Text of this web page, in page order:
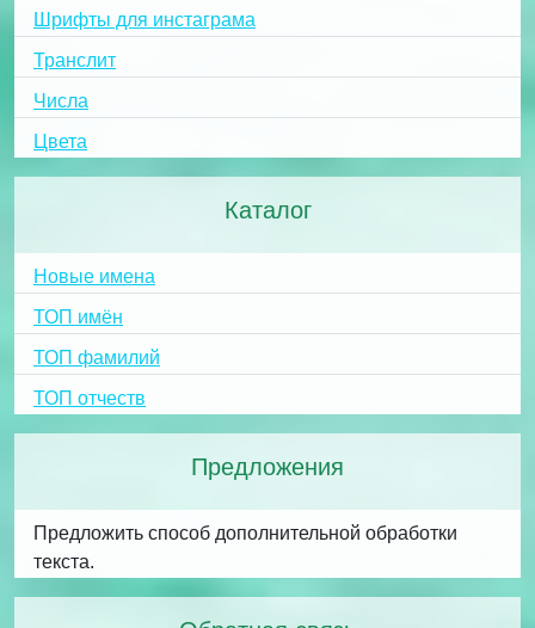
Шрифты для инстаграма
Транслит
Числа
Цвета
Каталог
Новые имена
ТОП имён
ТОП фамилий
ТОП отчеств
Предложения
Предложить способ дополнительной обработки
текста.